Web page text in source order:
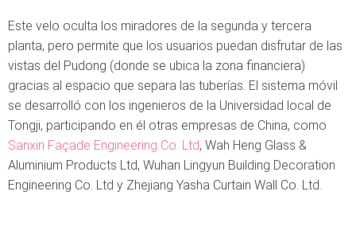
Este velo oculta los miradores de la segunda y tercera
planta, pero permite que los usuarios puedan disfrutar de las
vistas del Pudong (donde se ubica la zona financiera)
gracias al espacio que separa las tuberías. El sistema móvil
se desarrolló con los ingenieros de la Universidad local de
Tongji, participando en él otras empresas de China, como
Sanxin Façade Engineering Co. Ltd, Wah Heng Glass &
Aluminium Products Ltd, Wuhan Lingyun Building Decoration
Engineering Co. Ltd y Zhejiang Yasha Curtain Wall Co. Ltd.